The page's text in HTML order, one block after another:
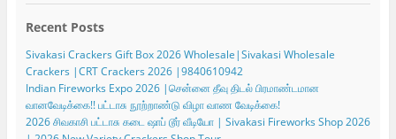
Recent Posts
Sivakasi Crackers Gift Box 2026 Wholesale|Sivakasi Wholesale
Crackers |CRT Crackers 2026 |9840610942
Indian Fireworks Expo 2026 |சென்னை தீவு திடல் பிரமாண்டமான
வானவேடிக்கை!! பட்டாசு நூற்றாண்டு விழா வாண வேடிக்கை!
2026 சிவகாசி பட்டாசு கடை ஷாப் டூர் வீடியோ | Sivakasi Fireworks Shop 2026